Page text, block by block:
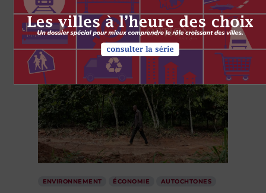
ENVIRONNEMENT ÉCONOMIE AUTOCHTONES